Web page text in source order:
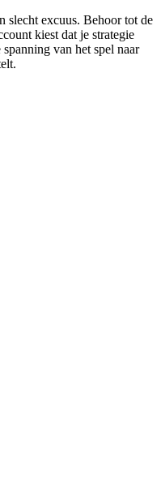
slecht excuus. Behoor tot de
kiest dat je strategie
van het spel naar